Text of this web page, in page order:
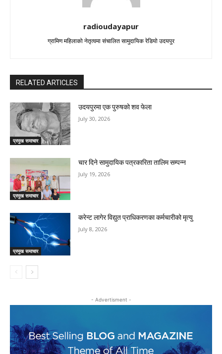
radioudayapur
ग्रामिण महिलाको नेतृत्वमा संचालित सामुदायिक रेडियो उदयपुर
RELATED ARTICLES
प्रमुख समाचार
उदयपुरमा एक पुरुषको शव फेला
July 30, 2026
प्रमुख समाचार
चार दिने सामुदायिक पत्रकारिता तालिम सम्पन्न
July 19, 2026
प्रमुख समाचार
करेन्ट लागेर विद्युत प्राधिकरणका कर्मचारीको मृत्यु
July 8, 2026
- Advertisment -